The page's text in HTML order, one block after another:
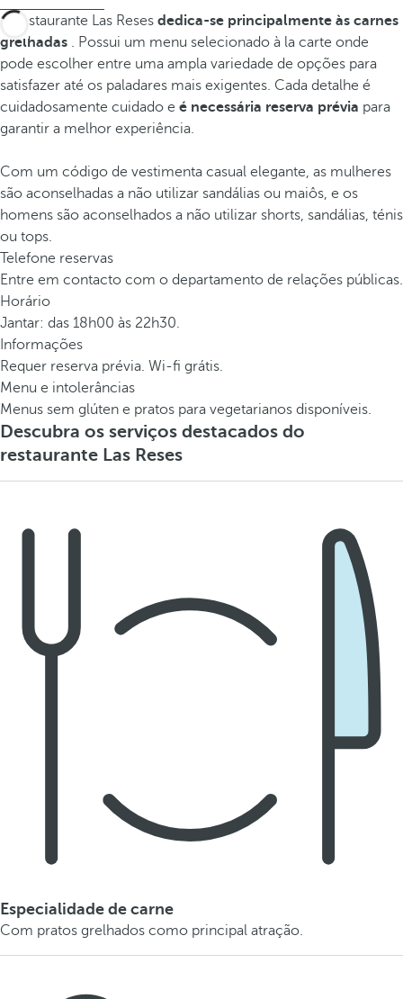
O restaurante Las Reses dedica-se principalmente às carnes
grelhadas . Possui um menu selecionado à la carte onde
pode escolher entre uma ampla variedade de opções para
satisfazer até os paladares mais exigentes. Cada detalhe é
cuidadosamente cuidado e é necessária reserva prévia para
garantir a melhor experiência.
Com um código de vestimenta casual elegante, as mulheres
são aconselhadas a não utilizar sandálias ou maiôs, e os
homens são aconselhados a não utilizar shorts, sandálias, ténis
ou tops.
Telefone reservas
Entre em contacto com o departamento de relações públicas.
Horário
Jantar: das 18h00 às 22h30.
Informações
Requer reserva prévia. Wi-fi grátis.
Menu e intolerâncias
Menus sem glúten e pratos para vegetarianos disponíveis.
Descubra os serviços destacados do
restaurante Las Reses
Especialidade de carne
Com pratos grelhados como principal atração.